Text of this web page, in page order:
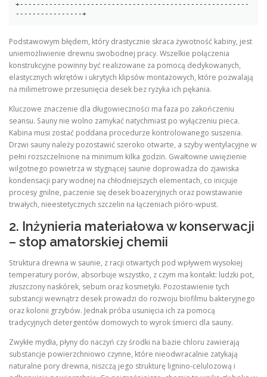
+-------------------------------------------------------
Podstawowym błędem, który drastycznie skraca żywotność kabiny, jest
uniemożliwienie drewnu swobodnej pracy. Wszelkie połączenia
konstrukcyjne powinny być realizowane za pomocą dedykowanych,
elastycznych wkrętów i ukrytych klipsów montażowych, które pozwalają
na milimetrowe przesunięcia desek bez ryzyka ich pękania.
Kluczowe znaczenie dla długowieczności ma faza po zakończeniu
seansu. Sauny nie wolno zamykać natychmiast po wyłączeniu pieca.
Kabina musi zostać poddana procedurze kontrolowanego suszenia.
Drzwi sauny należy pozostawić szeroko otwarte, a szyby wentylacyjne w
pełni rozszczelnione na minimum kilka godzin. Gwałtowne uwięzienie
wilgotnego powietrza w stygnącej saunie doprowadza do zjawiska
kondensacji pary wodnej na chłodniejszych elementach, co inicjuje
procesy gnilne, paczenie się desek boazeryjnych oraz powstawanie
trwałych, nieestetycznych szczelin na łączeniach pióro-wpust.
2. Inżynieria materiałowa w konserwacji
– stop amatorskiej chemii
Struktura drewna w saunie, z racji otwartych pod wpływem wysokiej
temperatury porów, absorbuje wszystko, z czym ma kontakt: ludzki pot,
złuszczony naskórek, sebum oraz kosmetyki. Pozostawienie tych
substancji wewnątrz desek prowadzi do rozwoju biofilmu bakteryjnego
oraz kolonii grzybów. Jednak próba usunięcia ich za pomocą
tradycyjnych detergentów domowych to wyrok śmierci dla sauny.
Zwykłe mydła, płyny do naczyń czy środki na bazie chloru zawierają
substancje powierzchniowo czynne, które nieodwracalnie zatykają
naturalne pory drewna, niszczą jego strukturę lignino-celulozową i